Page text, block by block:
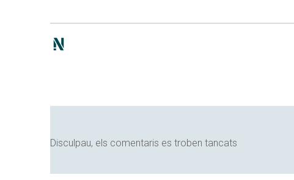
Disculpau, els comentaris es troben tancats